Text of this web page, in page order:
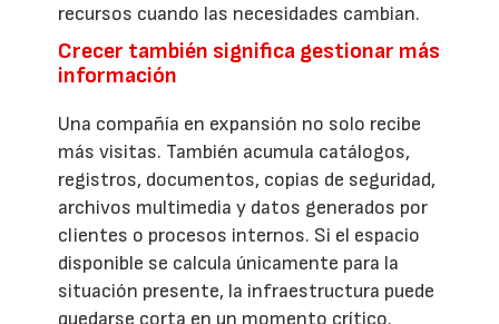
recursos cuando las necesidades cambian.
Crecer también significa gestionar más
información
Una compañía en expansión no solo recibe
más visitas. También acumula catálogos,
registros, documentos, copias de seguridad,
archivos multimedia y datos generados por
clientes o procesos internos. Si el espacio
disponible se calcula únicamente para la
situación presente, la infraestructura puede